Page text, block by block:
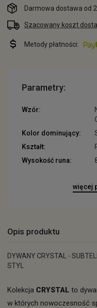
Darmowa dostawa od
Szacowany koszt
Metody płatności:
Parametry:
Wzór:
Kolor dominujący:
Kształt:
Wysokość runa:
więcej
Opis produktu
DYWANY CRYSTAL -
STYL
Kolekcja CRYSTAL to
w których nowoczesność